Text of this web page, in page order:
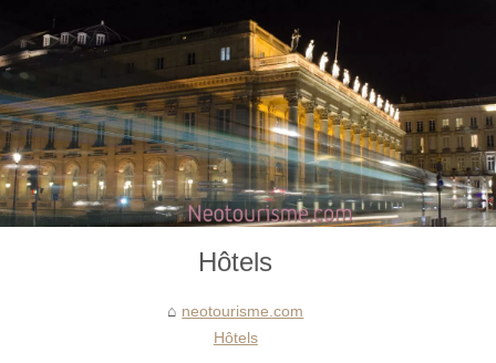
Hôtels
neotourisme.com
Hôtels